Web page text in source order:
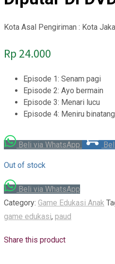
Kota Asal Pengiriman : Kota
Rp 24.000
Episode 1: Senam pagi
Episode 2: Ayo bermain
Episode 3: Menari lucu
Episode 4: Meniru binatang
Beli via WhatsApp
Out of stock
Beli via WhatsApp
Category: Game Edukasi Anak
game edukasi, paud
Share this product